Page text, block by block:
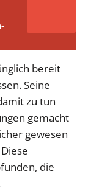
bereit
Seine
zu tun
gemacht
gewesen
die